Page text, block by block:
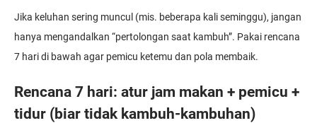
Jika keluhan sering muncul (mis. beberapa kali seminggu), jangan
hanya mengandalkan “pertolongan saat kambuh”. Pakai rencana
7 hari di bawah agar pemicu ketemu dan pola membaik.
Rencana 7 hari: atur jam makan + pemicu +
tidur (biar tidak kambuh-kambuhan)